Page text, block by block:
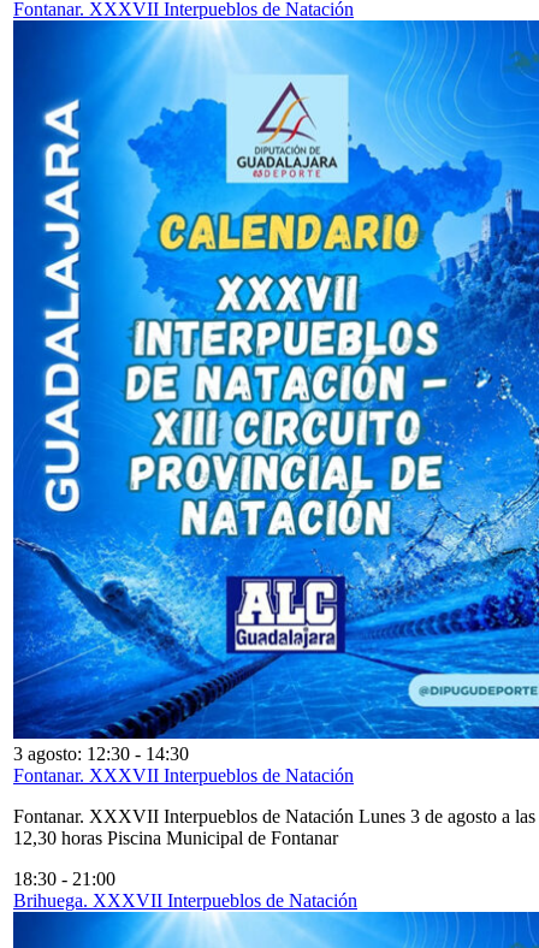
Fontanar. XXXVII Interpueblos de Natación
3 agosto: 12:30 - 14:30
Fontanar. XXXVII Interpueblos de Natación
Fontanar. XXXVII Interpueblos de Natación Lunes 3 de agosto a las
12,30 horas Piscina Municipal de Fontanar
18:30 - 21:00
Brihuega. XXXVII Interpueblos de Natación